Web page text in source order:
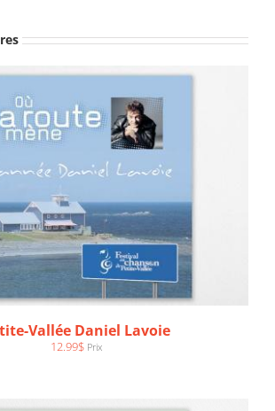
Vallée Daniel Lavoie
12.99$ Prix
AU PANIER / DÉTAILS